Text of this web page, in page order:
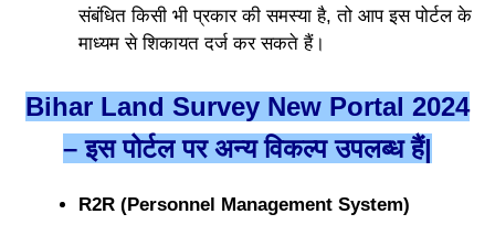
संबंधित किसी भी प्रकार की समस्या है, तो आप इस पोर्टल के
माध्यम से शिकायत दर्ज कर सकते हैं।
Bihar Land Survey New Portal 2024
– इस पोर्टल पर अन्य विकल्प उपलब्ध हैं|
R2R (Personnel Management System)